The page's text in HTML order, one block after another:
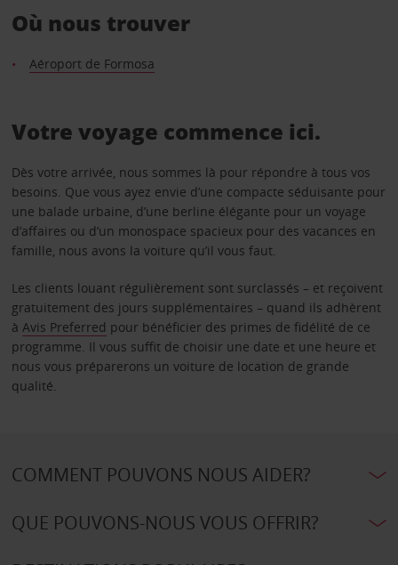
Où nous trouver
Aéroport de Formosa
Votre voyage commence ici.
Dès votre arrivée, nous sommes là pour répondre à tous vos
besoins. Que vous ayez envie d’une compacte séduisante pour
une balade urbaine, d’une berline élégante pour un voyage
d’affaires ou d’un monospace spacieux pour des vacances en
famille, nous avons la voiture qu’il vous faut.
Les clients louant régulièrement sont surclassés – et reçoivent
gratuitement des jours supplémentaires – quand ils adhèrent
à Avis Preferred pour bénéficier des primes de fidélité de ce
programme. Il vous suffit de choisir une date et une heure et
nous vous préparerons un voiture de location de grande
qualité.
COMMENT POUVONS NOUS AIDER?
QUE POUVONS-NOUS VOUS OFFRIR?